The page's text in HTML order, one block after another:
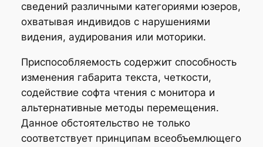
сведений различными категориями юзеров,
охватывая индивидов с нарушениями
видения, аудирования или моторики.
Приспособляемость содержит способность
изменения габарита текста, четкости,
содействие софта чтения с монитора и
альтернативные методы перемещения.
Данное обстоятельство не только
соответствует принципам всеобъемлющего